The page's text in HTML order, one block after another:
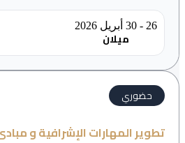
26 - 30 أبريل 2026
ميلان
حضوري
تطوير المهارات الإشرافية و